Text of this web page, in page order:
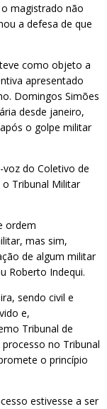
magistrado não
a defesa de que
como objeto a
apresentado
Domingos Simões
desde janeiro,
o golpe militar
do Coletivo de
Tribunal Militar
ordem
mas sim,
de algum militar
Roberto Indequi.
sendo civil e
e,
Tribunal de
no Tribunal
o princípio
estivesse a ser